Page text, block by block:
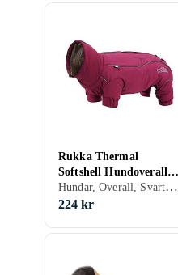
Rukka Thermal
Softshell Hundoverall
(45 cm)
Hundar, Overall, Svart, Röd
224 kr